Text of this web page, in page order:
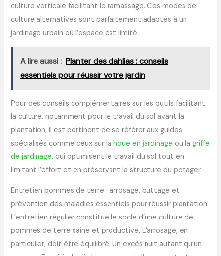
culture verticale facilitant le ramassage. Ces modes de
culture alternatives sont parfaitement adaptés à un
jardinage urbain où l’espace est limité.
A lire aussi : Planter des dahlias : conseils
essentiels pour réussir votre jardin
Pour des conseils complémentaires sur les outils facilitant
la culture, notamment pour le travail du sol avant la
plantation, il est pertinent de se référer aux guides
spécialisés comme ceux sur lahoue en jardinage ou lagriffe
de jardinage, qui optimisent le travail du sol tout en
limitant l’effort et en préservant la structure du potager.
Entretien pommes de terre : arrosage, buttage et
prévention des maladies essentiels pour réussir plantation
L’entretien régulier constitue le socle d’une culture de
pommes de terre saine et productive. L’arrosage, en
particulier, doit être équilibré. Un excès nuit autant qu’un